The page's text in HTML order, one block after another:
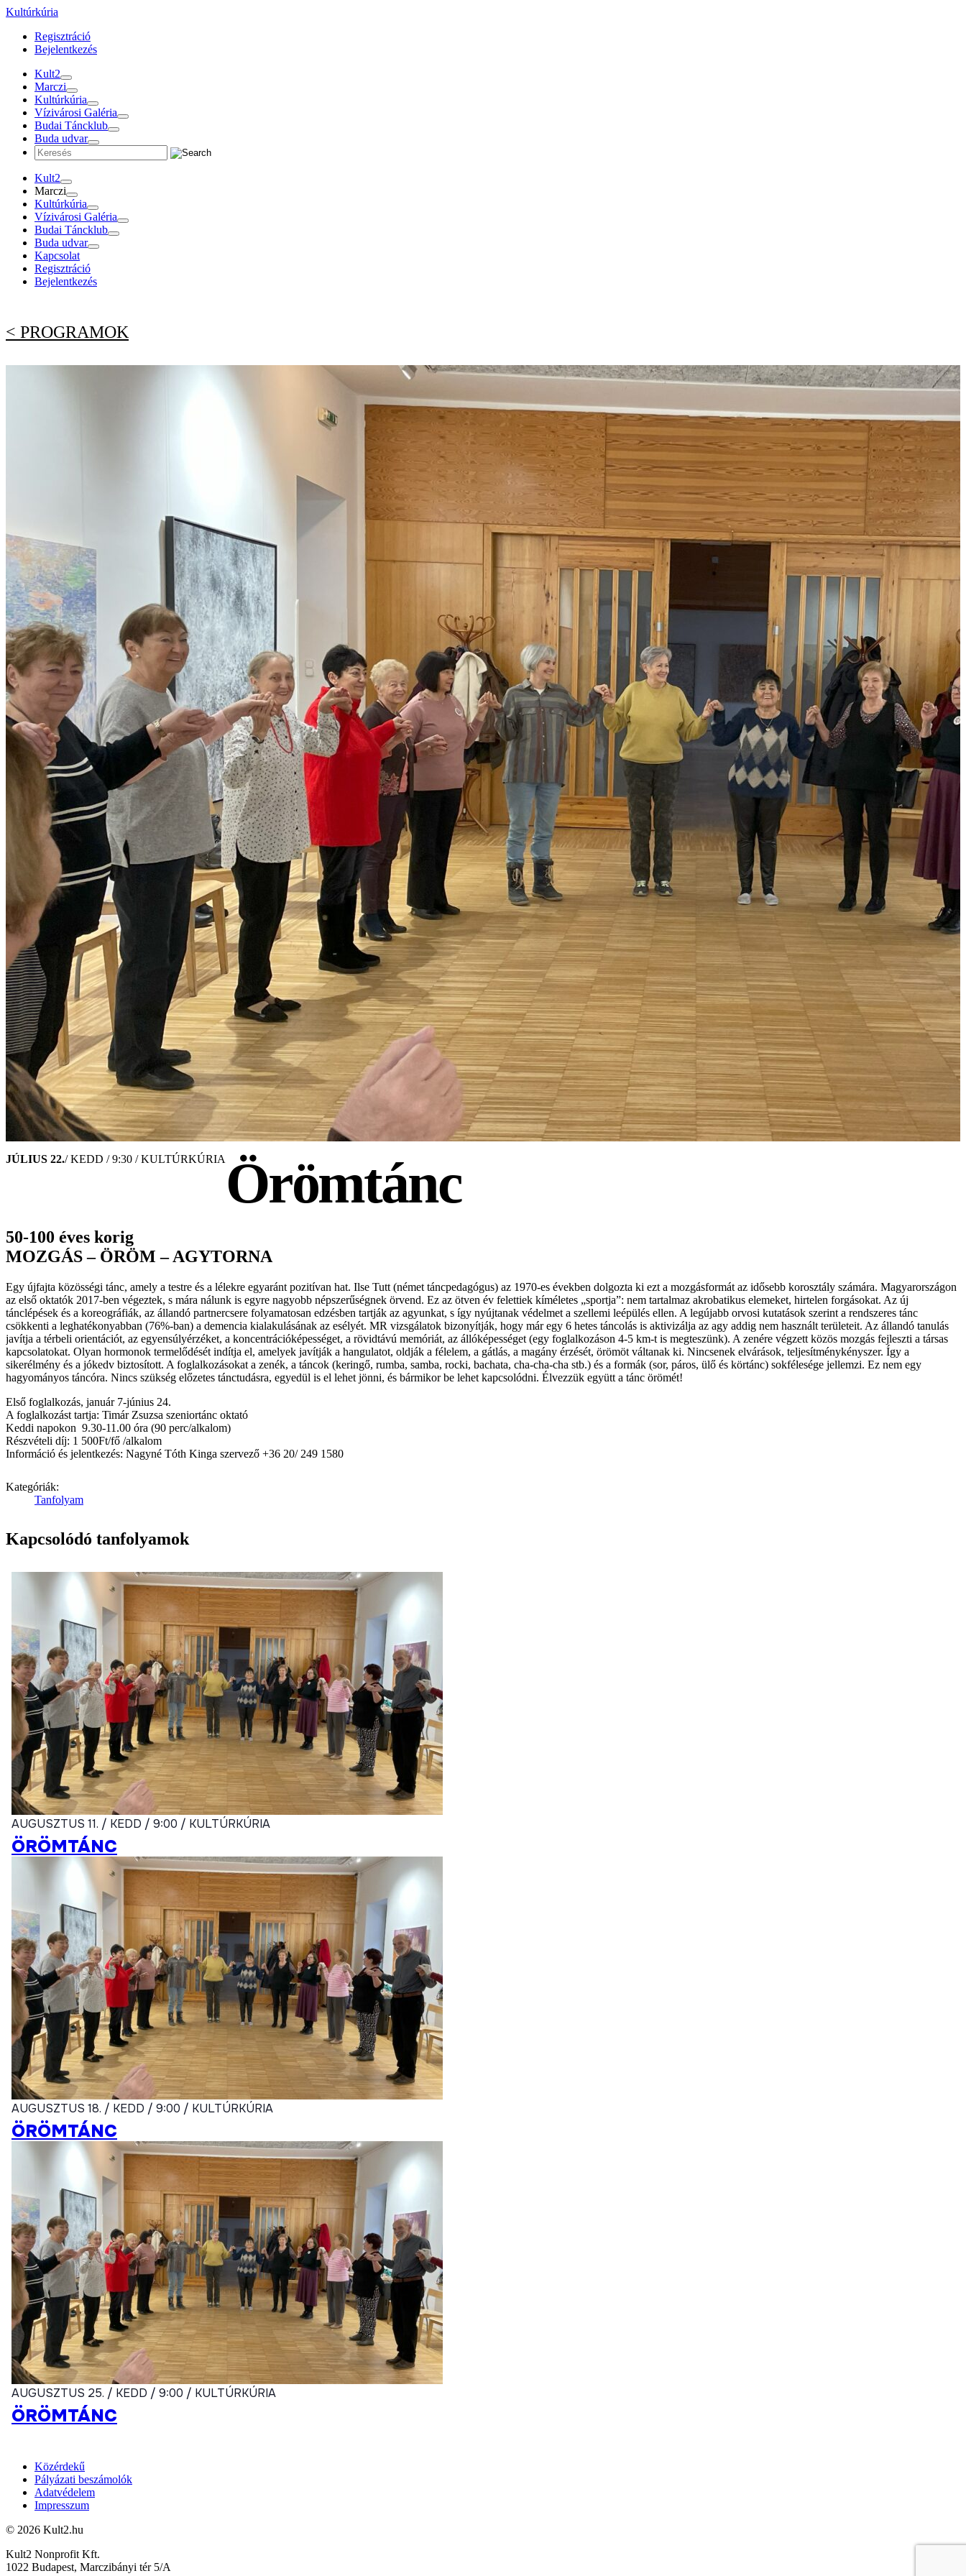
Tovább
tartalomra
Kultúrkúria
Regisztráció
Bejelentkezés
Kult2
Marczi
Kultúrkúria
Vízivárosi Galéria
Budai Táncklub
Buda udvar
Kult2
Marczi
Kultúrkúria
Vízivárosi Galéria
Budai Táncklub
Buda udvar
Kapcsolat
Regisztráció
Bejelentkezés
< PROGRAMOK
JÚLIUS 22./ KEDD / 9:30 / KULTÚRKÚRIA Örömtánc
50-100 éves korig
MOZGÁS – ÖRÖM – AGYTORNA
Egy újfajta közösségi tánc, amely a testre és a lélekre egyaránt pozitívan hat. Ilse Tutt (német táncpedagógus) az 1970-es években dolgozta ki ezt a mozgásformát az idősebb korosztály számára. Magyarországon
az első oktatók 2017-ben végeztek, s mára nálunk is egyre nagyobb népszerűségnek örvend. Ez az ötven év felettiek kíméletes „sportja”: nem tartalmaz akrobatikus elemeket, hirtelen forgásokat. Az új
tánclépések és a koreográfiák, az állandó partnercsere folyamatosan edzésben tartják az agyunkat, s így nyújtanak védelmet a szellemi leépülés ellen. A legújabb orvosi kutatások szerint a rendszeres tánc
csökkenti a leghatékonyabban (76%-ban) a demencia kialakulásának az esélyét. MR vizsgálatok bizonyítják, hogy már egy 6 hetes táncolás is aktivizálja az agy addig nem használt területeit. Az állandó tanulás
javítja a térbeli orientációt, az egyensúlyérzéket, a koncentrációképességet, a rövidtávú memóriát, az állóképességet (egy foglalkozáson 4-5 km-t is megteszünk). A zenére végzett közös mozgás fejleszti a társas
kapcsolatokat. Olyan hormonok termelődését indítja el, amelyek javítják a hangulatot, oldják a félelem, a gátlás, a magány érzését, örömöt váltanak ki. Nincsenek elvárások, teljesítménykényszer. Így a
sikerélmény és a jókedv biztosított. A foglalkozásokat a zenék, a táncok (keringő, rumba, samba, rocki, bachata, cha-cha-cha stb.) és a formák (sor, páros, ülő és körtánc) sokfélesége jellemzi. Ez nem egy
hagyományos táncóra. Nincs szükség előzetes tánctudásra, egyedül is el lehet jönni, és bármikor be lehet kapcsolódni. Élvezzük együtt a tánc örömét!
Első foglalkozás, január 7-június 24.
A foglalkozást tartja: Timár Zsuzsa szeniortánc oktató
Keddi napokon 9.30-11.00 óra (90 perc/alkalom)
Részvételi díj: 1 500Ft/fő /alkalom
Információ és jelentkezés: Nagyné Tóth Kinga szervező +36 20/ 249 1580
Kategóriák:
Tanfolyam
Kapcsolódó tanfolyamok
AUGUSZTUS 11. / KEDD / 9:00 / KULTÚRKÚRIA
ÖRÖMTÁNC
AUGUSZTUS 18. / KEDD / 9:00 / KULTÚRKÚRIA
ÖRÖMTÁNC
AUGUSZTUS 25. / KEDD / 9:00 / KULTÚRKÚRIA
ÖRÖMTÁNC
Közérdekű
Pályázati beszámolók
Adatvédelem
Impresszum
© 2026 Kult2.hu
Kult2 Nonprofit Kft.
1022 Budapest, Marczibányi tér 5/A